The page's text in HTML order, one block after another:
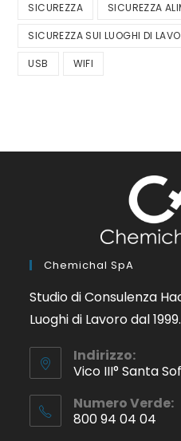
SICUREZZA SICUREZZA
SICUREZZA SUI LUOGHI DI
USB WIFI
Chemichal SpA
Studio di Consulenza
Luoghi di Lavoro dal 1999.
Indirizzo:
Vico III° Santa
Numero Verde:
800 94 04 04